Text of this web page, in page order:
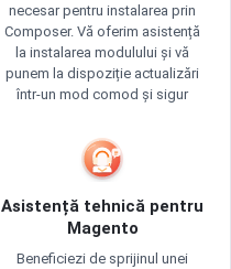
necesar pentru instalarea prin
Composer. Vă oferim asistență
la instalarea modulului și vă
punem la dispoziție actualizări
într-un mod comod și sigur
Asistență tehnică pentru
Magento
Beneficiezi de sprijinul unei